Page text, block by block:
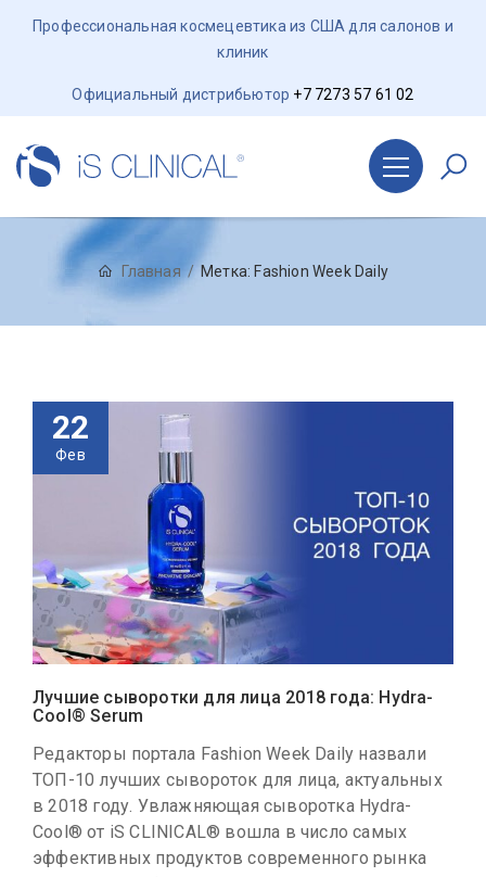
Профессиональная космецевтика из США для салонов и
клиник
Официальный дистрибьютор +7 7273 57 61 02
Главная Метка: Fashion Week Daily
22
Фев
Лучшие сыворотки для лица 2018 года: Hydra-
Cool® Serum
Редакторы портала Fashion Week Daily назвали
ТОП-10 лучших сывороток для лица, актуальных
в 2018 году. Увлажняющая сыворотка Hydra-
Cool® от iS CLINICAL® вошла в число самых
эффективных продуктов современного рынка